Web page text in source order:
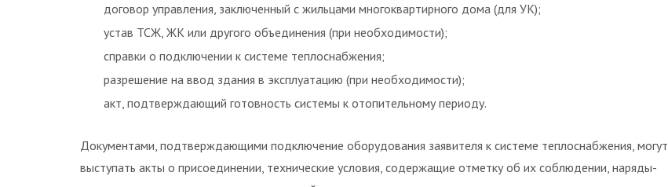
договор управления, заключенный с жильцами многоквартирного дома (для УК);
устав ТСЖ, ЖК или другого объединения (при необходимости);
справки о подключении к системе теплоснабжения;
разрешение на ввод здания в эксплуатацию (при необходимости);
акт, подтверждающий готовность системы к отопительному периоду.
Документами, подтверждающими подключение оборудования заявителя к системе теплоснабжения, могут
выступать акты о присоединении, технические условия, содержащие отметку об их соблюдении, наряды-